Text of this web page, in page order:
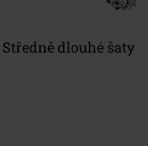
dlouhé šaty